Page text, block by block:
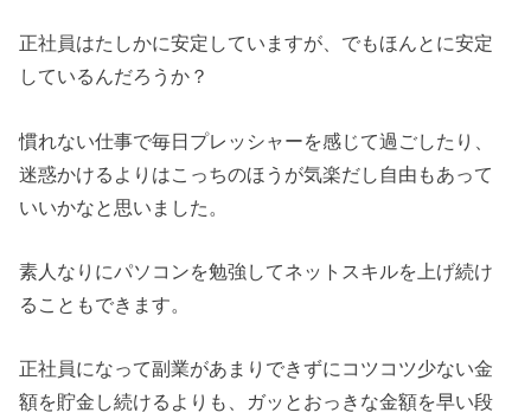
正社員はたしかに安定していますが、でもほんとに安定
しているんだろうか？
慣れない仕事で毎日プレッシャーを感じて過ごしたり、
迷惑かけるよりはこっちのほうが気楽だし自由もあって
いいかなと思いました。
素人なりにパソコンを勉強してネットスキルを上げ続け
ることもできます。
正社員になって副業があまりできずにコツコツ少ない金
額を貯金し続けるよりも、ガッとおっきな金額を早い段